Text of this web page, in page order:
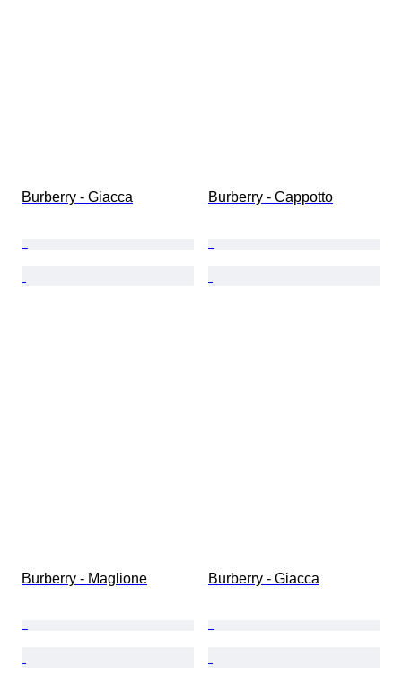
Burberry - Giacca Burberry - Cappotto
Burberry - Maglione Burberry - Giacca